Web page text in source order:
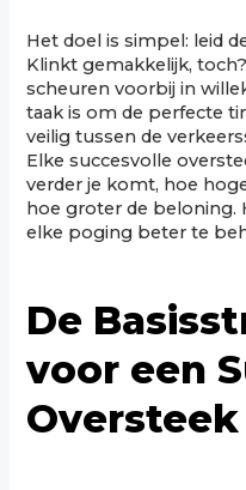
Het doel is simpel: leid
Klinkt gemakkelijk,
scheuren voorbij in
taak is om de perfecte
veilig tussen de
Elke succesvolle
verder je komt, hoe
hoe groter de beloning.
elke poging beter te
De
voor een
Oversteek